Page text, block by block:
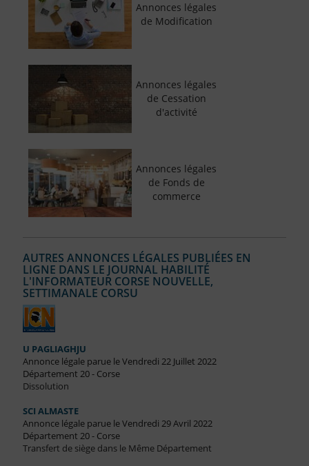
Annonces légales
de Modification
Annonces légales
de Cessation
d'activité
Annonces légales
de Fonds de
commerce
AUTRES ANNONCES LÉGALES PUBLIÉES EN
LIGNE DANS LE JOURNAL HABILITÉ
L'INFORMATEUR CORSE NOUVELLE,
SETTIMANALE CORSU
U PAGLIAGHJU
Annonce légale parue le Vendredi 22 Juillet 2022
Département 20 - Corse
Dissolution
SCI ALMASTE
Annonce légale parue le Vendredi 29 Avril 2022
Département 20 - Corse
Transfert de siège dans le Même Département